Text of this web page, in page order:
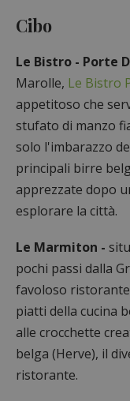
Cibo
Le Bistro - Porte
Marolle, Le Bistro
appetitoso che
stufato di manzo
solo l'imbarazzo
principali birre
apprezzate dopo
esplorare la città.
Le Marmiton -
pochi passi dalla
favoloso
piatti della cucina
alle crocchette
belga (Herve), il
ristorante.